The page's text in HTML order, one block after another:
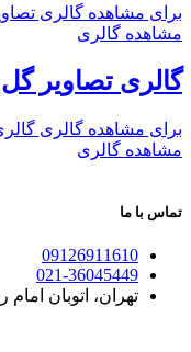
برای مشاهده گالری
مشاهده گالری
گالری تصاویر
برای مشاهده گالری
مشاهده گالری
تماس با ما
09126911610
021-36045449
تهران، اتوبان